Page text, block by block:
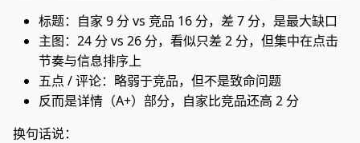
标题：自家 9 分 vs 竞品 16 分，差 7 分，是最大缺口
主图：24 分 vs 26 分，看似只差 2 分，但集中在点击
节奏与信息排序上
五点 / 评论：略弱于竞品，但不是致命问题
反而是详情（A+）部分，自家比竞品还高 2 分
换句话说：